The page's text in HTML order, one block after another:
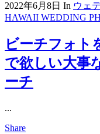
2022年6月8日 In ウェ
HAWAII WEDDING
ビーチフォト
で欲しい大事
ーチ
...
Share